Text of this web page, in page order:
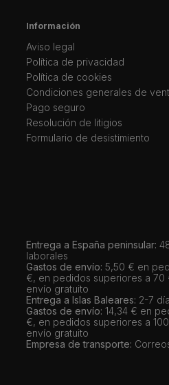
Información
Aviso legal
Política de privacidad
Política de cookies
Condiciones generales de
Pago seguro
Resolución de litigios
Formulario de desistimiento
Entrega a España peninsular:
laborales
Gastos de envío: 5,50 € en
€, en pedidos superiores a 70
envío gratuito
Entrega a Islas Baleares: 2-7
Gastos de envío: 14,34 € en
€, en pedidos superiores a
envío gratuito
Empresa de transporte: